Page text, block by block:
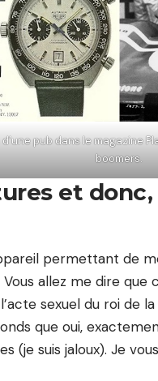
pub dans le magazine
boomers.
et
permettant de
allez me dire
sexuel du roi de
que oui,
(je suis jaloux). Je